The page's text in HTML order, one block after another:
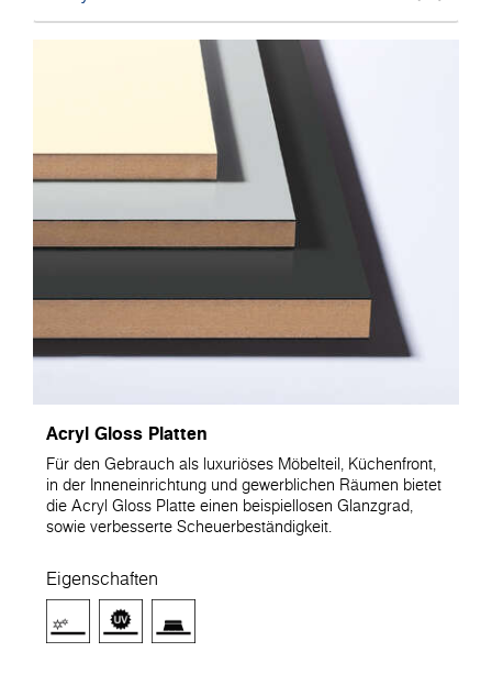
Acryl Gloss Platten
Für den Gebrauch als luxuriöses Möbelteil, Küchenfront,
in der Inneneinrichtung und gewerblichen Räumen bietet
die Acryl Gloss Platte einen beispiellosen Glanzgrad,
sowie verbesserte Scheuerbeständigkeit.
Eigenschaften